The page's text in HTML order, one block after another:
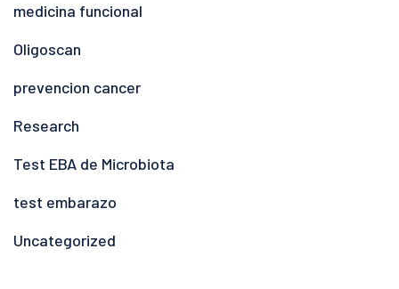
medicina funcional
Oligoscan
prevencion cancer
Research
Test EBA de Microbiota
test embarazo
Uncategorized